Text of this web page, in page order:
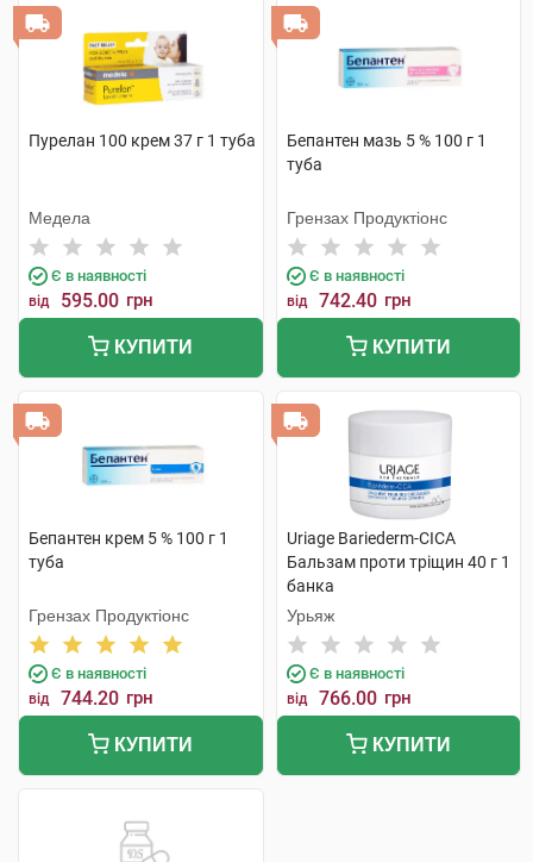
Пурелан 100 крем 37 г 1 туба
Медела
Є в наявності
від 595.00 грн
КУПИТИ
Бепантен мазь 5 % 100 г 1
туба
Грензах Продуктіонс
Є в наявності
від 742.40 грн
КУПИТИ
Бепантен крем 5 % 100 г 1
туба
Грензах Продуктіонс
Є в наявності
від 744.20 грн
КУПИТИ
Uriage Bariederm-CICA
Бальзам проти тріщин 40 г 1
банка
Урьяж
Є в наявності
від 766.00 грн
КУПИТИ